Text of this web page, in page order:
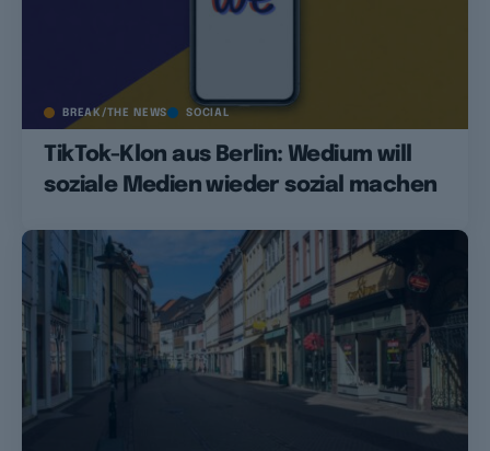
BREAK/THE NEWS SOCIAL
TikTok-Klon aus Berlin: Wedium will
soziale Medien wieder sozial machen